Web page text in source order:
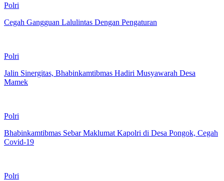
Polri
Cegah Gangguan Lalulintas Dengan Pengaturan
Polri
Jalin Sinergitas, Bhabinkamtibmas Hadiri Musyawarah Desa
Mamek
Polri
Bhabinkamtibmas Sebar Maklumat Kapolri di Desa Pongok, Cegah
Covid-19
Polri